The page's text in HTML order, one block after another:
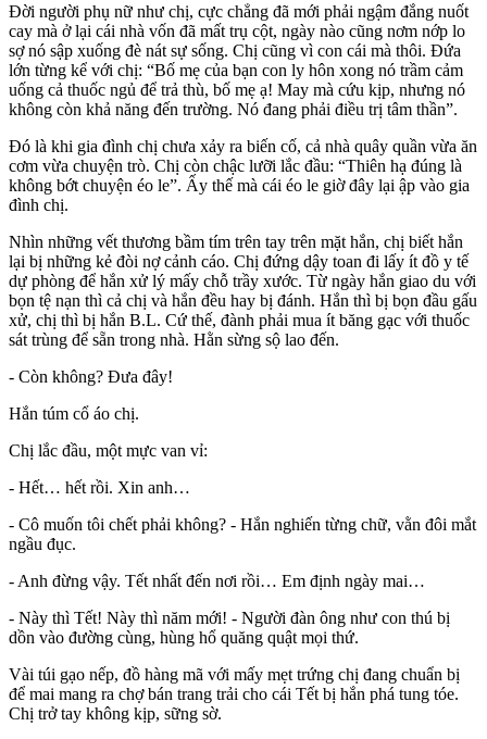
Đời người phụ nữ như chị, cực chẳng đã mới phải ngậm đắng nuốt
cay mà ở lại cái nhà vốn đã mất trụ cột, ngày nào cũng nơm nớp lo
sợ nó sập xuống đè nát sự sống. Chị cũng vì con cái mà thôi. Đứa
lớn từng kể với chị: “Bố mẹ của bạn con ly hôn xong nó trầm cảm
uống cả thuốc ngủ để trả thù, bố mẹ ạ! May mà cứu kịp, nhưng nó
không còn khả năng đến trường. Nó đang phải điều trị tâm thần”.
Đó là khi gia đình chị chưa xảy ra biến cố, cả nhà quây quần vừa ăn
cơm vừa chuyện trò. Chị còn chậc lưỡi lắc đầu: “Thiên hạ đúng là
không bớt chuyện éo le”. Ấy thế mà cái éo le giờ đây lại ập vào gia
đình chị.
Nhìn những vết thương bầm tím trên tay trên mặt hắn, chị biết hắn
lại bị những kẻ đòi nợ cảnh cáo. Chị đứng dậy toan đi lấy ít đồ y tế
dự phòng để hắn xử lý mấy chỗ trầy xước. Từ ngày hắn giao du với
bọn tệ nạn thì cả chị và hắn đều hay bị đánh. Hắn thì bị bọn đầu gấu
xử, chị thì bị hắn B.L. Cứ thế, đành phải mua ít băng gạc với thuốc
sát trùng để sẵn trong nhà. Hằn sừng sộ lao đến.
- Còn không? Đưa đây!
Hắn túm cổ áo chị.
Chị lắc đầu, một mực van vỉ:
- Hết… hết rồi. Xin anh…
- Cô muốn tôi chết phải không? - Hắn nghiến từng chữ, vằn đôi mắt
ngầu đục.
- Anh đừng vậy. Tết nhất đến nơi rồi… Em định ngày mai…
- Này thì Tết! Này thì năm mới! - Người đàn ông như con thú bị
dồn vào đường cùng, hùng hổ quăng quật mọi thứ.
Vài túi gạo nếp, đồ hàng mã với mấy mẹt trứng chị đang chuẩn bị
để mai mang ra chợ bán trang trải cho cái Tết bị hắn phá tung tóe.
Chị trở tay không kịp, sững sờ.